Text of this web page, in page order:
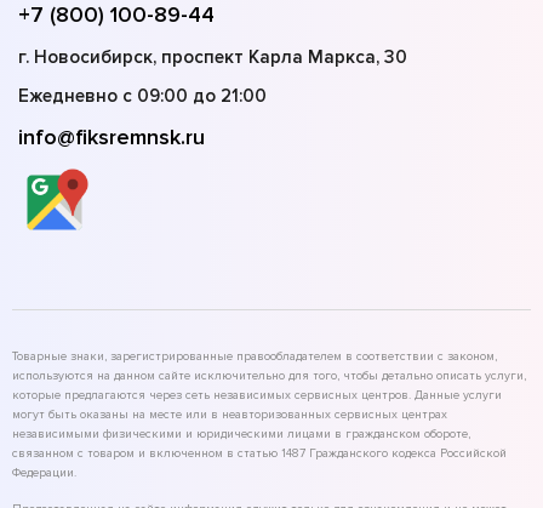
+7 (800) 100-89-44
г. Новосибирск, проспект Карла Маркса, 30
Ежедневно с 09:00 до 21:00
info@fiksremnsk.ru
Товарные знаки, зарегистрированные правообладателем в соответствии с законом,
используются на данном сайте исключительно для того, чтобы детально описать услуги,
которые предлагаются через сеть независимых сервисных центров. Данные услуги
могут быть оказаны на месте или в неавторизованных сервисных центрах
независимыми физическими и юридическими лицами в гражданском обороте,
связанном с товаром и включенном в статью 1487 Гражданского кодекса Российской
Федерации.